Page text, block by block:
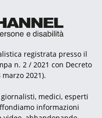
registrata presso il
n. 2 / 2021 con Decreto
2021).
medici, esperti
informazioni